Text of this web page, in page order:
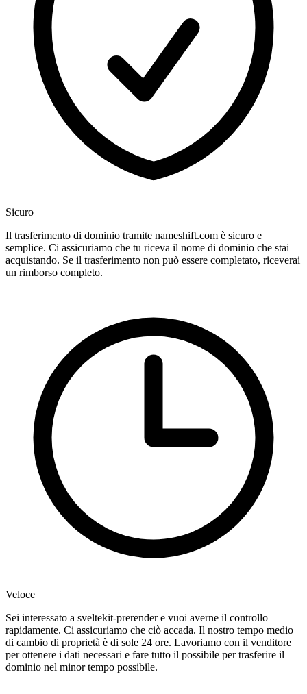
Sicuro
Il trasferimento di dominio tramite nameshift.com è sicuro e
semplice. Ci assicuriamo che tu riceva il nome di dominio che stai
acquistando. Se il trasferimento non può essere completato, riceverai
un rimborso completo.
Veloce
Sei interessato a sveltekit-prerender e vuoi averne il controllo
rapidamente. Ci assicuriamo che ciò accada. Il nostro tempo medio
di cambio di proprietà è di sole 24 ore. Lavoriamo con il venditore
per ottenere i dati necessari e fare tutto il possibile per trasferire il
dominio nel minor tempo possibile.